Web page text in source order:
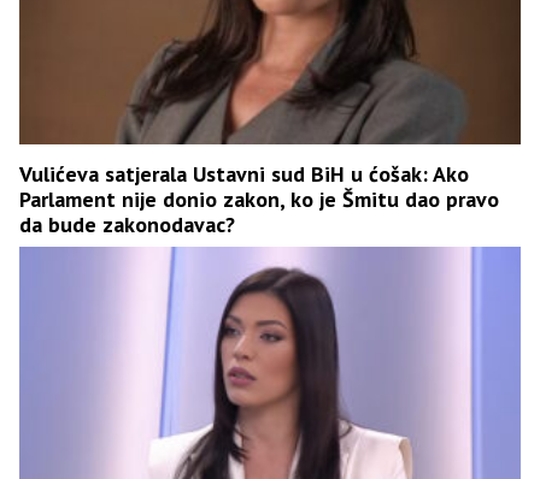
Vulićeva satjerala Ustavni sud BiH u ćošak: Ako
Parlament nije donio zakon, ko je Šmitu dao pravo
da bude zakonodavac?